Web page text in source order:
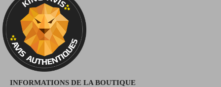
INFORMATIONS DE LA BOUTIQUE